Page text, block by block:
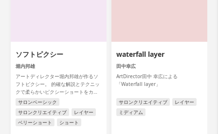
ソフトピクシー
堀内邦雄
アートディレクター堀内邦雄が作るソ
フトピクシー。 的確な解説とテクニッ
クで柔らかいピクシーショートをカッ
トしていきます。
サロンベーシック
サロンクリエイティブ
レイヤー
ベリーショート
ショート
waterfall layer
田中幸広
ArtDirector田中 幸広による
「Waterfall layer」
サロンクリエイティブ
レイヤー
ミディアム